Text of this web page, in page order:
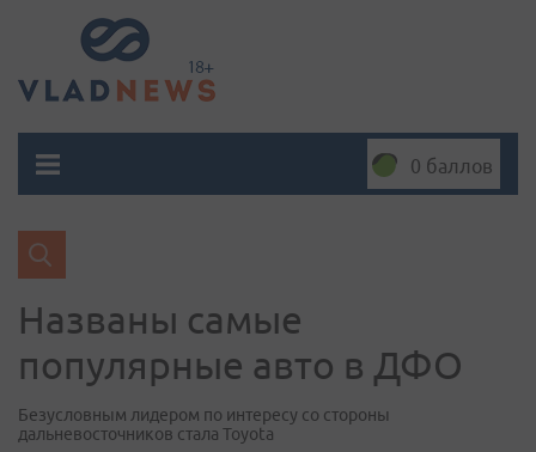
0 баллов
Названы самые
популярные авто в ДФО
Безусловным лидером по интересу со стороны
дальневосточников стала Toyota